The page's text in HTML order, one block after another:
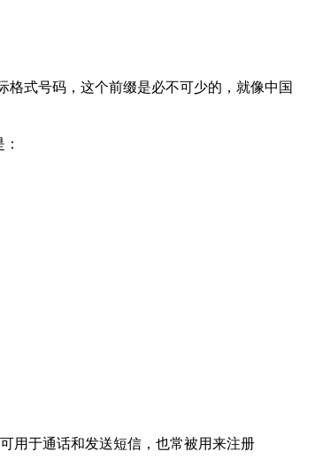
格式号码，这个前缀是必不可少的，就像中国
用于通话和发送短信，也常被用来注册